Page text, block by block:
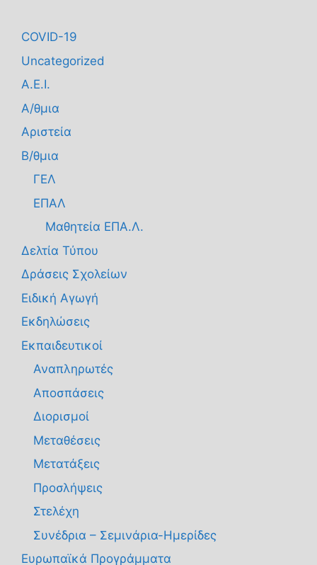
COVID-19
Uncategorized
Α.Ε.Ι.
Α/θμια
Αριστεία
Β/θμια
ΓΕΛ
ΕΠΑΛ
Μαθητεία ΕΠΑ.Λ.
Δελτία Τύπου
Δράσεις Σχολείων
Ειδική Αγωγή
Εκδηλώσεις
Εκπαιδευτικοί
Αναπληρωτές
Αποσπάσεις
Διορισμοί
Μεταθέσεις
Μετατάξεις
Προσλήψεις
Στελέχη
Συνέδρια – Σεμινάρια-Ημερίδες
Ευρωπαϊκά Προγράμματα